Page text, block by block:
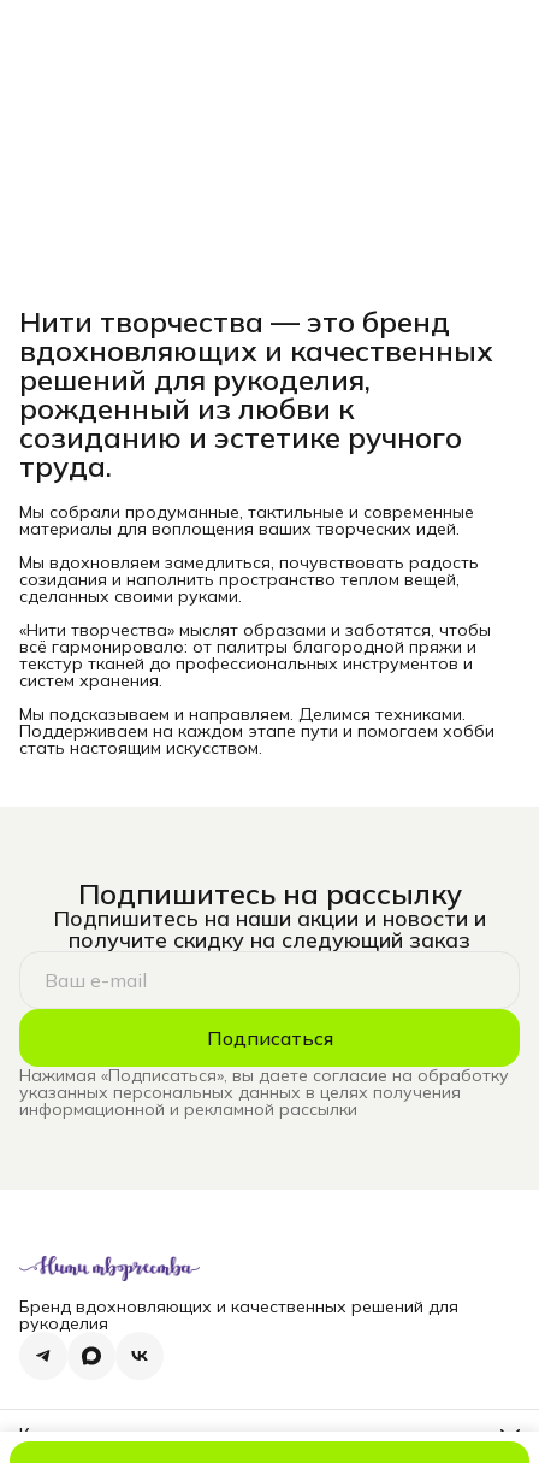
Нити творчества — это бренд
вдохновляющих и качественных
решений для рукоделия,
рожденный из любви к
созиданию и эстетике ручного
труда.
Мы собрали продуманные, тактильные и современные
материалы для воплощения ваших творческих идей.
Мы вдохновляем замедлиться, почувствовать радость
созидания и наполнить пространство теплом вещей,
сделанных своими руками.
«Нити творчества» мыслят образами и заботятся, чтобы
всё гармонировало: от палитры благородной пряжи и
текстур тканей до профессиональных инструментов и
систем хранения.
Мы подсказываем и направляем. Делимся техниками.
Поддерживаем на каждом этапе пути и помогаем хобби
стать настоящим искусством.
Подпишитесь на рассылку
Подпишитесь на наши акции и новости и
получите скидку на следующий заказ
Подписаться
Нажимая «Подписаться», вы даете согласие на обработку
указанных персональных данных в целях получения
информационной и рекламной рассылки
Бренд вдохновляющих и качественных решений для
рукоделия
Контакты